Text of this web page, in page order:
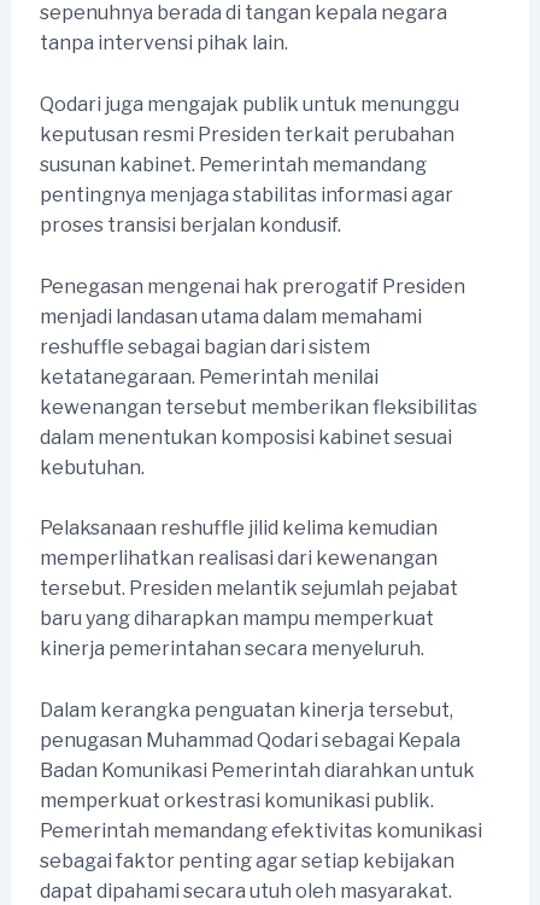
sepenuhnya berada di tangan kepala negara
tanpa intervensi pihak lain.
Qodari juga mengajak publik untuk menunggu
keputusan resmi Presiden terkait perubahan
susunan kabinet. Pemerintah memandang
pentingnya menjaga stabilitas informasi agar
proses transisi berjalan kondusif.
Penegasan mengenai hak prerogatif Presiden
menjadi landasan utama dalam memahami
reshuffle sebagai bagian dari sistem
ketatanegaraan. Pemerintah menilai
kewenangan tersebut memberikan fleksibilitas
dalam menentukan komposisi kabinet sesuai
kebutuhan.
Pelaksanaan reshuffle jilid kelima kemudian
memperlihatkan realisasi dari kewenangan
tersebut. Presiden melantik sejumlah pejabat
baru yang diharapkan mampu memperkuat
kinerja pemerintahan secara menyeluruh.
Dalam kerangka penguatan kinerja tersebut,
penugasan Muhammad Qodari sebagai Kepala
Badan Komunikasi Pemerintah diarahkan untuk
memperkuat orkestrasi komunikasi publik.
Pemerintah memandang efektivitas komunikasi
sebagai faktor penting agar setiap kebijakan
dapat dipahami secara utuh oleh masyarakat.